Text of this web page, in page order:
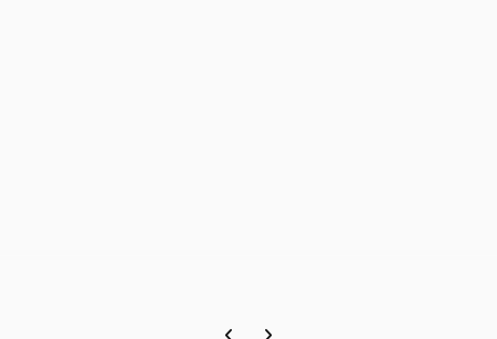
Previous carousel slide
Next carousel slide